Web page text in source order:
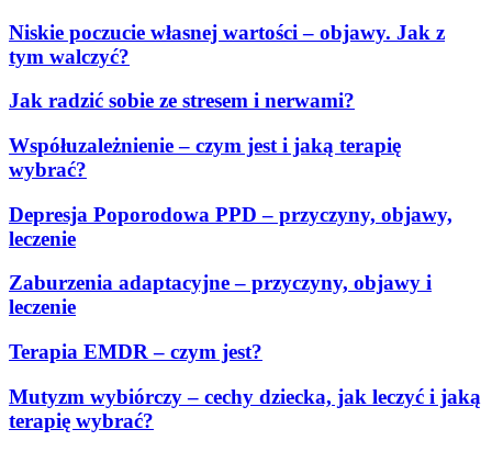
Niskie poczucie własnej wartości – objawy. Jak z
tym walczyć?
Jak radzić sobie ze stresem i nerwami?
Współuzależnienie – czym jest i jaką terapię
wybrać?
Depresja Poporodowa PPD – przyczyny, objawy,
leczenie
Zaburzenia adaptacyjne – przyczyny, objawy i
leczenie
Terapia EMDR – czym jest?
Mutyzm wybiórczy – cechy dziecka, jak leczyć i jaką
terapię wybrać?